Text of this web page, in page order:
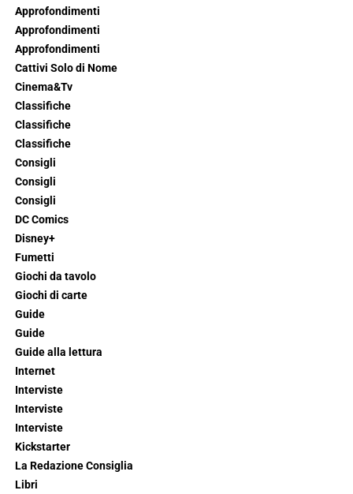
Approfondimenti
Approfondimenti
Approfondimenti
Cattivi Solo di Nome
Cinema&Tv
Classifiche
Classifiche
Classifiche
Consigli
Consigli
Consigli
DC Comics
Disney+
Fumetti
Giochi da tavolo
Giochi di carte
Guide
Guide
Guide alla lettura
Internet
Interviste
Interviste
Interviste
Kickstarter
La Redazione Consiglia
Libri